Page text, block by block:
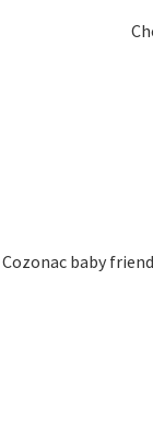
Cozonac baby